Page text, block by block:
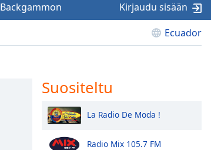
Ecuador
Backgammon Kirjaudu sisään
Suositeltu
La Radio De Moda !
Radio Mix 105.7 FM